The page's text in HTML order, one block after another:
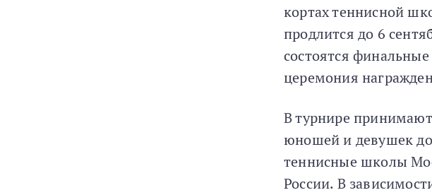
кортах теннисной
продлится до 6
состоятся
церемония
В турнире
юношей и девушек
теннисные школы
России. В